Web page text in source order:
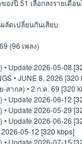
งปี 51 เลือกลงรายเดือ
ลัดเปลี่ยนกันเสียบ
(96 เพลง)
Update 2026-05-08
• JUNE 8, 2026 [320
สากล) • 2 ก.ค. 69 [320
Update 2026-06-12
Update 2026-05-29
Update 2026-06-26
05-12 [320 kbps]
Update 2026-07-15